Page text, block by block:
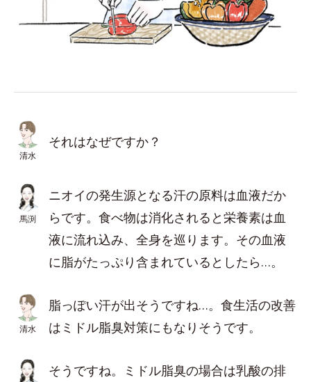
清水
それはなぜですか？
馬渕
ニオイの発生源となる汗の原料は血液だか
らです。食べ物は消化されると栄養素は血
液に流れ込み、全身を巡ります。その血液
に脂がたっぷり含まれているとしたら…。
清水
脂っぽい汗が出そうですね…。食生活の改善
はミドル脂臭対策にもなりそうです。
そうですね。ミドル脂臭の場合は乳酸の排